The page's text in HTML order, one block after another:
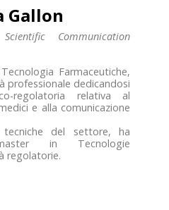
Gallon
Communication
Farmaceutiche,
professionale dedicandosi
regolatoria relativa al
e alla comunicazione
del settore, ha
in Tecnologie
regolatorie.